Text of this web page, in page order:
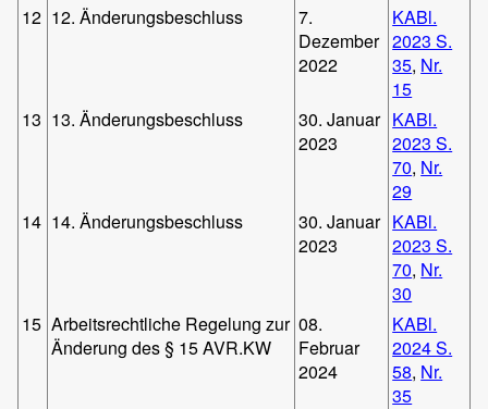
12 12. Änderungsbeschluss
7.
Dezember
2022
KABl.
2023 S.
35, Nr.
15
13 13. Änderungsbeschluss
30. Januar
2023
KABl.
2023 S.
70, Nr.
29
14 14. Änderungsbeschluss
30. Januar
2023
KABl.
2023 S.
70, Nr.
30
15 Arbeitsrechtliche Regelung zur
Änderung des § 15 AVR.KW
08.
Februar
2024
KABl.
2024 S.
58, Nr.
35